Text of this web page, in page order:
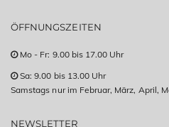
ÖFFNUNGSZEITEN
Mo - Fr: 9.00 bis 17.00 Uhr
Sa: 9.00 bis 13.00 Uhr
Samstags nur im Februar, März, April,
NEWSLETTER